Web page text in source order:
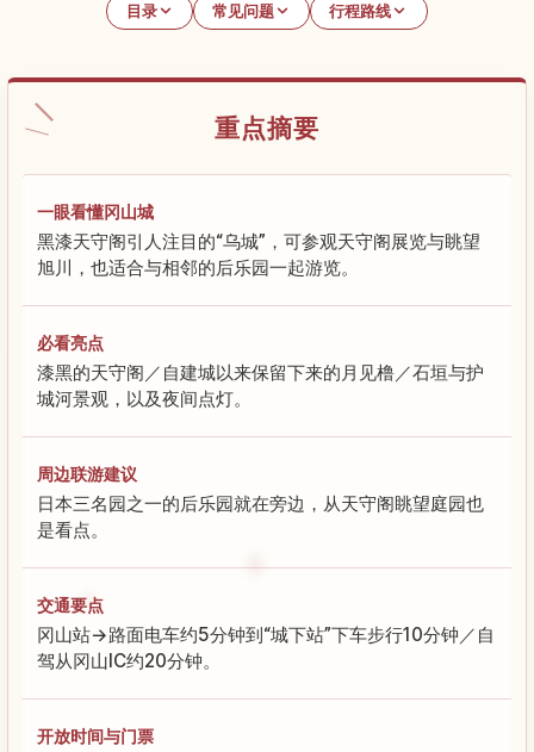
目录 常见问题 行程路线
重点摘要
一眼看懂冈山城
黑漆天守阁引人注目的“乌城”，可参观天守阁展览与眺望
旭川，也适合与相邻的后乐园一起游览。
必看亮点
漆黑的天守阁／自建城以来保留下来的月见橹／石垣与护
城河景观，以及夜间点灯。
周边联游建议
日本三名园之一的后乐园就在旁边，从天守阁眺望庭园也
是看点。
交通要点
冈山站→路面电车约5分钟到“城下站”下车步行10分钟／自
驾从冈山IC约20分钟。
开放时间与门票